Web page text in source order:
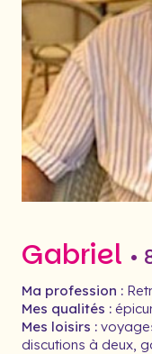
Gabriel •
Ma profession :
Mes qualités :
Mes loisirs :
discutions à deux,